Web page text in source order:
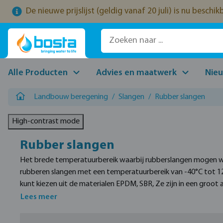
de hoofdinhoud
Ga naar de zoekopdracht
Ga naar de hoofdnavigatie
De nieuwe prijslijst (geldig vanaf 20 juli) is nu
Alle Producten Advies en maatwerk
Landbouw beregening / Slangen / Rubber slangen
High-contrast mode
Rubber slangen
Het brede temperatuurbereik waarbij rubberslangen mogen
rubberen slangen met een temperatuurbereik van -40°C tot
kunt kiezen uit de materialen EPDM, SBR, Ze zijn in een
slangen met een maximale tot 30 bar.
Lees meer